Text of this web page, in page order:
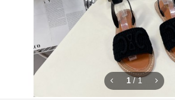
1 /1